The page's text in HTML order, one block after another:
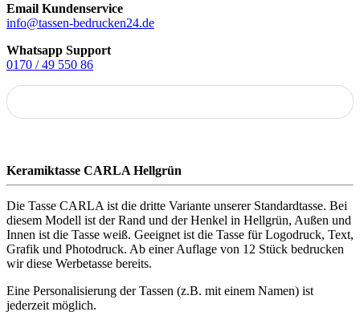
Email Kundenservice
info@tassen-bedrucken24.de
Whatsapp Support
0170 / 49 550 86
Keramiktasse CARLA Hellgrün
Die Tasse CARLA ist die dritte Variante unserer Standardtasse. Bei
diesem Modell ist der Rand und der Henkel in Hellgrün, Außen und
Innen ist die Tasse weiß. Geeignet ist die Tasse für Logodruck, Text,
Grafik und Photodruck. Ab einer Auflage von 12 Stück bedrucken
wir diese Werbetasse bereits.
Eine Personalisierung der Tassen (z.B. mit einem Namen) ist
jederzeit möglich.